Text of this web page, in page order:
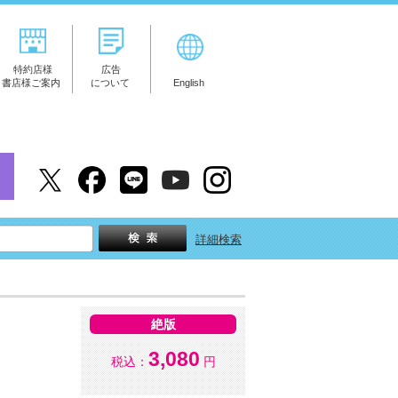
特約店様
書店様ご案内
広告
について
English
詳細検索
絶版
税込： 3,080 円